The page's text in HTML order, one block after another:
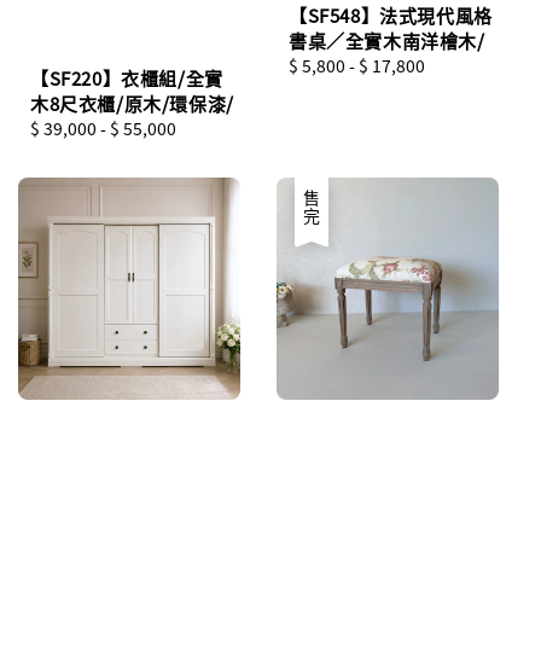
【SF220】衣櫃組/全實
木8尺衣櫃/原木/環保漆/
Regular
$ 39,000 - $ 55,000
【SF548】法式現代風格
書桌／全實木南洋檜木/
Regular
$ 5,800 - $ 17,800
售完